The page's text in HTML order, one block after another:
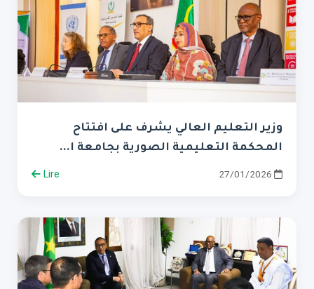
وزير التعليم العالي يشرف على افتتاح
المحكمة التعليمية الصورية بجامعة ا...
27/01/2026
Lire